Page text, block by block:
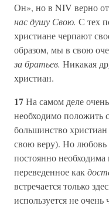
Он», но в NIV верно
нас душу Свою. С тех
христиане черпают
образом, мы в свою
за братьев. Никакая
христиан.
17На самом деле
необходимо положить
большинство
свою веру). Но любовь
постоянно
переведенное как
встречается только
используется не